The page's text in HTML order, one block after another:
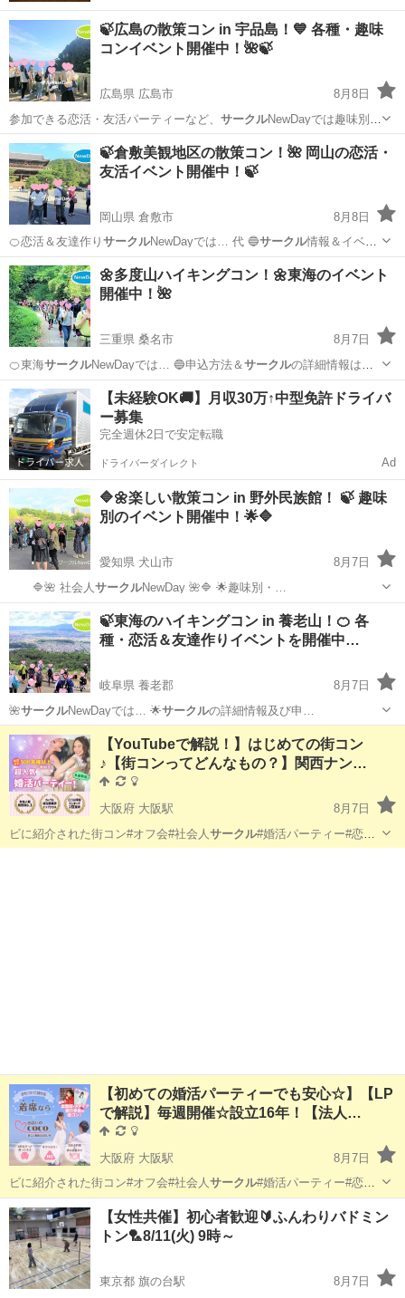
🍃広島の散策コン in 宇品島！💙 各種・趣味
コンイベント開催中！🌺🍃
広島県 広島市
8月8日
参加できる恋活・友活パーティーなど、 サークルNewDayでは趣味別の
イベント開催…
広島 広島市 パーティー
🍃倉敷美観地区の散策コン！🌺 岡山の恋活・
友活イベント開催中！🍃
岡山県 倉敷市
8月8日
🍊恋活＆友達作り サークル NewDayでは… 代 🔵サークル情報＆イベン
ト詳…
岡山 倉敷市 パーティー サークル
🌼多度山ハイキングコン！🌼東海のイベント
開催中！🌺
三重県 桑名市
8月7日
🍊東海サークル NewDayでは… 🔵申込方法＆サークルの詳細情報は
Ne… 🌟《サークルNewDay》の…
三重 桑名市 パーティー サークル
【未経験OK🚚】月収30万↑中型免許ドライバ
ー募集
完全週休2日で安定転職
ドライバーダイレクト Ad
🔷🌼楽しい散策コン in 野外民族館！ 🍃 趣味
別のイベント開催中！🌟🔷
愛知県 犬山市
8月7日
🔷🌺 社会人サークル NewDay 🌺🔷 🌟趣味別・…
愛知 犬山市 パーティー ハイキングコン
🍃東海のハイキングコン in 養老山！🍊 各
種・恋活＆友達作りイベントを開催中…
岐阜県 養老郡
8月7日
🌺サークル NewDayでは… 🌟サークルの詳細情報及び申…
岐阜 養老郡 3/3
【YouTubeで解説！】はじめての街コン
♪【街コンってどんなもの？】関西ナン…
大阪府 大阪駅
8月7日
ビに紹介された街コン#オフ会#社会人 サークル#婚活パーティー#恋活
パーティー#P…
【初めての婚活パーティーでも安心☆】【LP
で解説】毎週開催☆設立16年！【法人…
大阪府 大阪駅
8月7日
ビに紹介された街コン#オフ会#社会人サークル#婚活パーティー#恋活
パーティー#P…
大阪 大阪市 大阪駅 パーティー 貸切
【女性共催】初心者歓迎🔰ふんわりバドミン
トン🏸8/11(火) 9時～
東京都 旗の台駅
8月7日